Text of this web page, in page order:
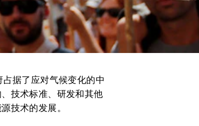
据了应对气候变化的中
技术标准、研发和其他
技术的发展。